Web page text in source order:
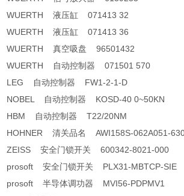
WUERTH 液压缸 071413 32
WUERTH 液压缸 071413 36
WUERTH 真空吸盘 96501432
WUERTH 自动控制器 071501 570
LEG 自动控制器 FW1-2-1-D
NOBEL 自动控制器 KOSD-40 0~50KN
HBM 自动控制器 T22/20NM
HOHNER 清关品名 AWI158S-062A051-
ZEISS 安全门锁开关 600342-8021-000
prosoft 安全门锁开关 PLX31-MBTCP-SIE
prosoft 半导体调功器 MVI56-PDPMV1